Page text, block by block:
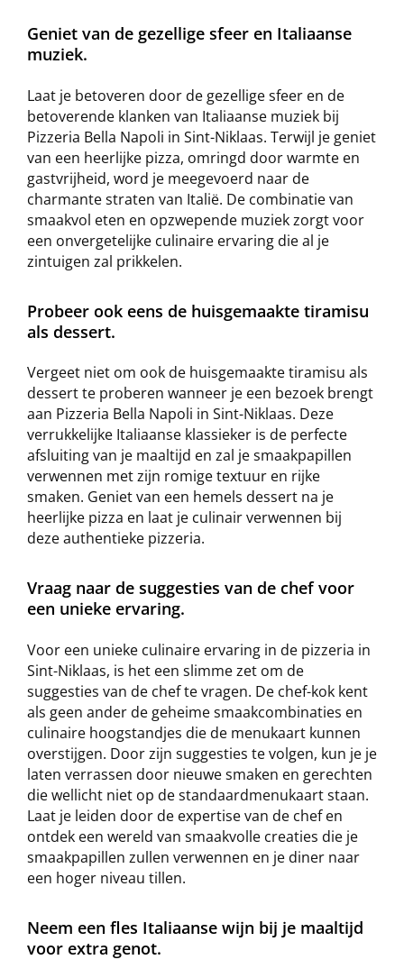
Geniet van de gezellige sfeer en Italiaanse
muziek.
Laat je betoveren door de gezellige sfeer en de
betoverende klanken van Italiaanse muziek bij
Pizzeria Bella Napoli in Sint-Niklaas. Terwijl je geniet
van een heerlijke pizza, omringd door warmte en
gastvrijheid, word je meegevoerd naar de
charmante straten van Italië. De combinatie van
smaakvol eten en opzwepende muziek zorgt voor
een onvergetelijke culinaire ervaring die al je
zintuigen zal prikkelen.
Probeer ook eens de huisgemaakte tiramisu
als dessert.
Vergeet niet om ook de huisgemaakte tiramisu als
dessert te proberen wanneer je een bezoek brengt
aan Pizzeria Bella Napoli in Sint-Niklaas. Deze
verrukkelijke Italiaanse klassieker is de perfecte
afsluiting van je maaltijd en zal je smaakpapillen
verwennen met zijn romige textuur en rijke
smaken. Geniet van een hemels dessert na je
heerlijke pizza en laat je culinair verwennen bij
deze authentieke pizzeria.
Vraag naar de suggesties van de chef voor
een unieke ervaring.
Voor een unieke culinaire ervaring in de pizzeria in
Sint-Niklaas, is het een slimme zet om de
suggesties van de chef te vragen. De chef-kok kent
als geen ander de geheime smaakcombinaties en
culinaire hoogstandjes die de menukaart kunnen
overstijgen. Door zijn suggesties te volgen, kun je je
laten verrassen door nieuwe smaken en gerechten
die wellicht niet op de standaardmenukaart staan.
Laat je leiden door de expertise van de chef en
ontdek een wereld van smaakvolle creaties die je
smaakpapillen zullen verwennen en je diner naar
een hoger niveau tillen.
Neem een fles Italiaanse wijn bij je maaltijd
voor extra genot.